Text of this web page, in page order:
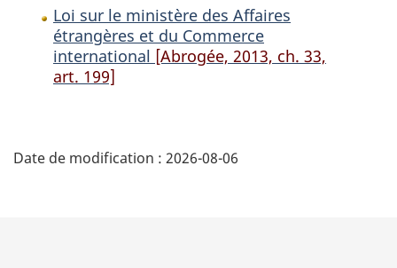
Loi sur le ministère des Affaires
étrangères et du Commerce
international [Abrogée, 2013, ch. 33,
art. 199]
é
Date de modification : 2026-08-06